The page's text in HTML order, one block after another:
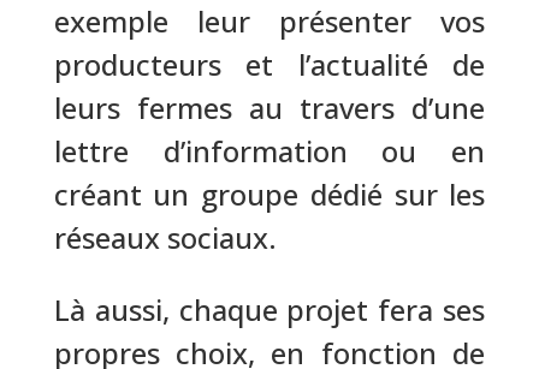
exemple leur présenter vos
producteurs et l’actualité de
leurs fermes au travers d’une
lettre d’information ou en
créant un groupe dédié sur les
réseaux sociaux.
Là aussi, chaque projet fera ses
propres choix, en fonction de